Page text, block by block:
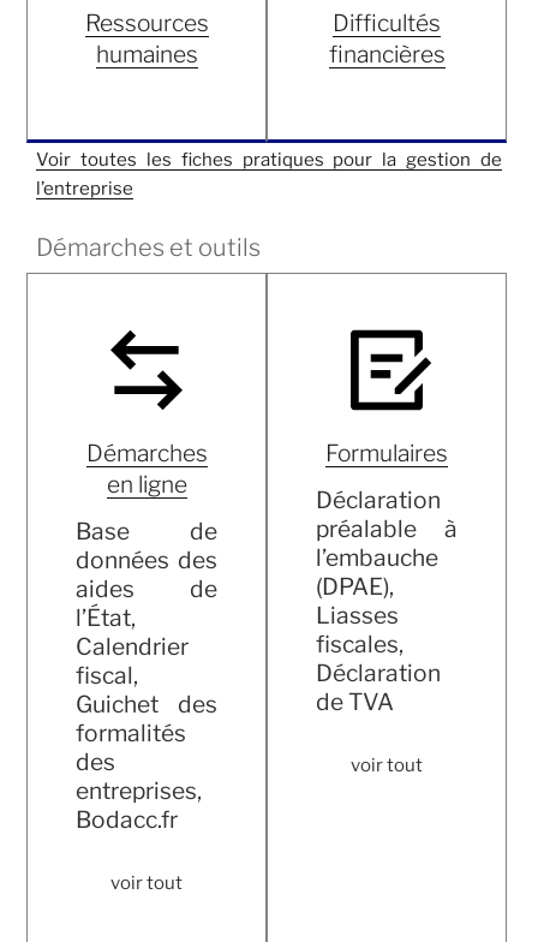
Ressources
humaines
Difficultés
financières
Voir toutes les fiches pratiques pour la gestion de
l’entreprise
Démarches et outils
Démarches
en ligne
Base de
données des
aides de
l’État,
Calendrier
fiscal,
Guichet des
formalités
des
entreprises,
Bodacc.fr
voir tout
Formulaires
Déclaration
préalable à
l’embauche
(DPAE),
Liasses
fiscales,
Déclaration
de TVA
voir tout